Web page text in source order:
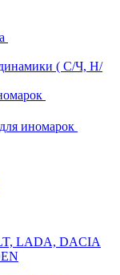
( С/Ч, Н/
иномарок
LADA, DACIA